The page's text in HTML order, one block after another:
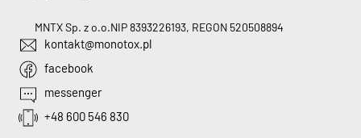
MNTX Sp. z o.o.NIP 8393226193, REGON 520508894
kontakt@monotox.pl
facebook
messenger
+48 600 546 830